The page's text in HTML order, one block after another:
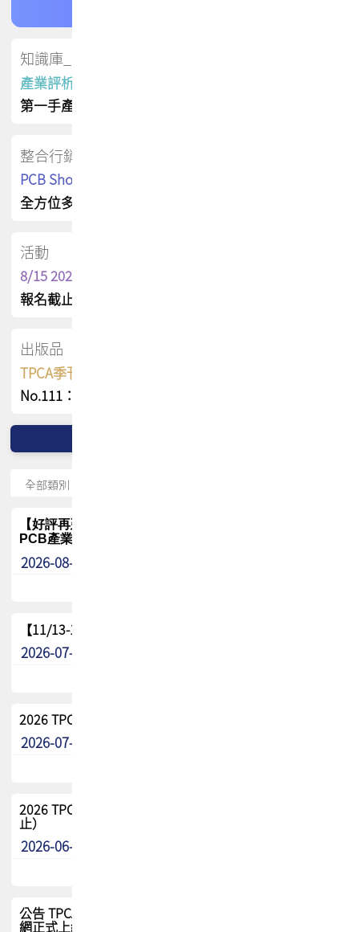
知識庫_會員專屬
產業評析報告
第一手產業資訊
整合行銷
PCB Shop 採購指南
全方位多元曝光方案
活動
8/15 2026 TPCA健康盃保齡球聯誼賽
報名截止日 : 8/3 活動日期 : 8/15
出版品
TPCA季刊 FREE 線上版
No.111：PCB全球風險布局與韌性
【好評再延長】PCB GPT 全面開放體驗延長到8月!!
PCB產業專屬 AI 知識平台
2026-08-04
【11/13-15】2026 TPCA 百岳登頂_南橫三星
2026-07-22
2026 TPCA中南區會員問卷暨7/31交流餐敘報名
2026-07-08
2026 TPCA健康盃保齡球聯誼賽 熱烈報名中（8/3報名截
止）
2026-06-29
公告 TPCA 台灣電路板協會官網將迎來新面貌，7/1 新官
網正式上線！